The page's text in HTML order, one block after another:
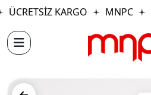
ÜCRETSİZ KARGO MNPC